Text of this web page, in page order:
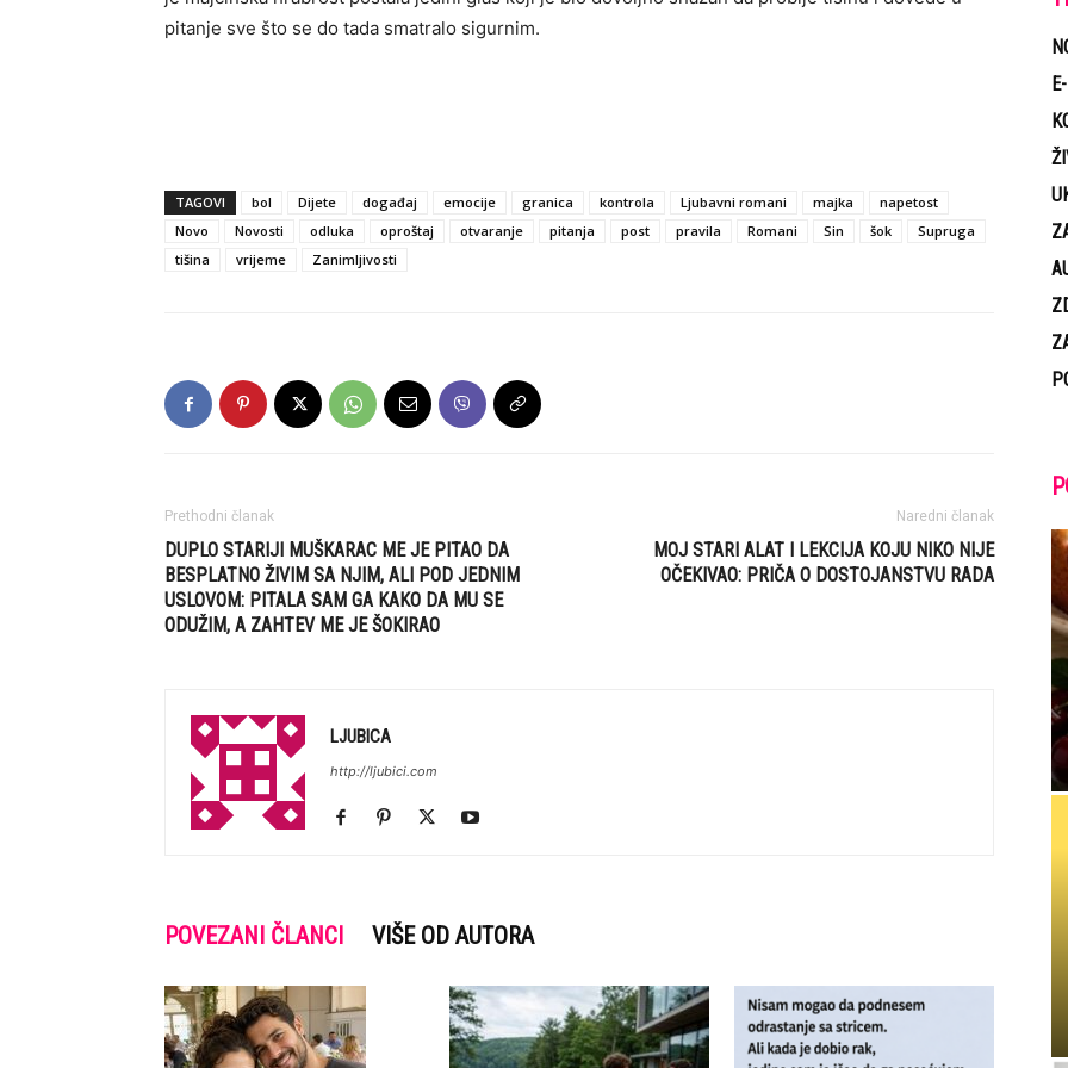
pitanje sve što se do tada smatralo sigurnim.
TAGOVI bol Dijete događaj emocije granica kontrola Ljubavni romani majka
napetost
Novo
Novosti odluka oproštaj otvaranje pitanja post pravila Romani Sin šok
Supruga
tišina
vrijeme Zanimljivosti
Prethodni članak
DUPLO STARIJI MUŠKARAC ME JE PITAO DA
BESPLATNO ŽIVIM SA NJIM, ALI POD JEDNIM
USLOVOM: PITALA SAM GA KAKO DA MU SE
ODUŽIM, A ZAHTEV ME JE ŠOKIRAO
Naredni članak
MOJ STARI ALAT I LEKCIJA KOJU NIKO NIJE
OČEKIVAO: PRIČA O DOSTOJANSTVU RADA
LJUBICA
http://ljubici.com
POVEZANI ČLANCI VIŠE OD AUTORA